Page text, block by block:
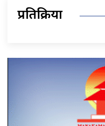
प्रतिक्रिया